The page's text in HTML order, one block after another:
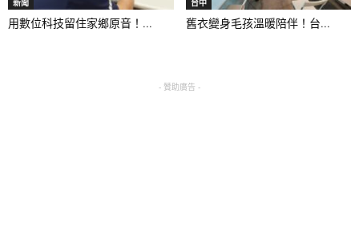
新聞
用數位科技留住家鄉原音！...
台中
舊衣變身毛孩溫暖陪伴！台...
- 贊助廣告 -